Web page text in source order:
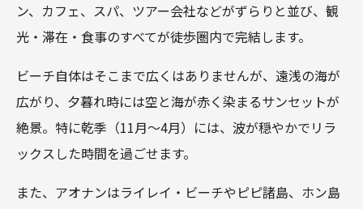
ン、カフェ、スパ、ツアー会社などがずらりと並び、観
光・滞在・食事のすべてが徒歩圏内で完結します。
ビーチ自体はそこまで広くはありませんが、遠浅の海が
広がり、夕暮れ時には空と海が赤く染まるサンセットが
絶景。特に乾季（11月～4月）には、波が穏やかでリラ
ックスした時間を過ごせます。
また、アオナンはライレイ・ビーチやピピ諸島、ホン島